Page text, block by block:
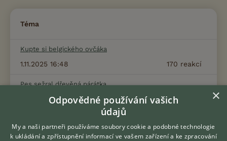
Téma
Kupte si belgického ovčáka
170 reakcí
1.11.2025 16:48
Pes sežral dřevěná párátka
22
19.5.2021 06:16
172reakcí
2.3.2023 10:11
×
Odpovědné používání vašich
údajů
My a naši partneři používáme soubory cookie a podobné technologie
k ukládání a zpřístupnění informací ve vašem zařízení a ke zpracování